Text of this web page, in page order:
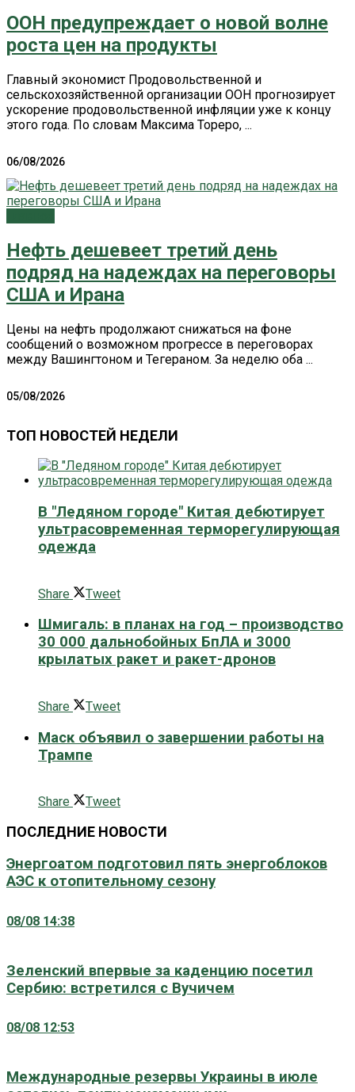
ООН предупреждает о новой волне
роста цен на продукты
Главный экономист Продовольственной и
сельскохозяйственной организации ООН прогнозирует
ускорение продовольственной инфляции уже к концу
этого года. По словам Максима Тореро, ...
06/08/2026
Нефть дешевеет третий день
подряд на надеждах на переговоры
США и Ирана
Цены на нефть продолжают снижаться на фоне
сообщений о возможном прогрессе в переговорах
между Вашингтоном и Тегераном. За неделю оба ...
05/08/2026
ТОП НОВОСТЕЙ НЕДЕЛИ
В "Ледяном городе" Китая дебютирует
ультрасовременная терморегулирующая
одежда
Share
Tweet
Шмигаль: в планах на год – производство
30 000 дальнобойных БпЛА и 3000
крылатых ракет и ракет-дронов
Share
Tweet
Маск объявил о завершении работы на
Трампе
Share
Tweet
ПОСЛЕДНИЕ НОВОСТИ
Энергоатом подготовил пять энергоблоков
АЭС к отопительному сезону
08/08 14:38
Зеленский впервые за каденцию посетил
Сербию: встретился с Вучичем
08/08 12:53
Международные резервы Украины в июле